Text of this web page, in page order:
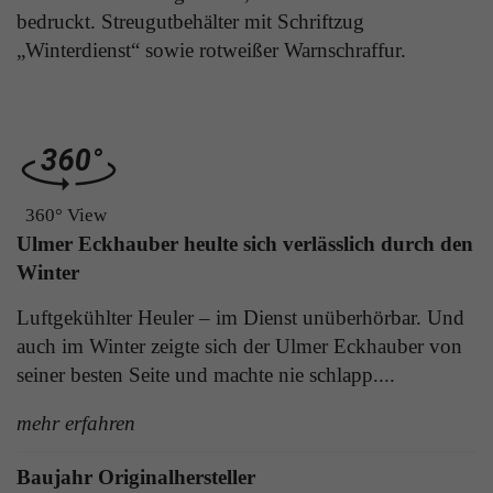
bedruckt. Streugutbehälter mit Schriftzug
„Winterdienst“ sowie rotweißer Warnschraffur.
360° View
Ulmer Eckhauber heulte sich verlässlich durch den
Winter
Luftgekühlter Heuler – im Dienst unüberhörbar. Und
auch im Winter zeigte sich der Ulmer Eckhauber von
seiner besten Seite und machte nie schlapp....
mehr erfahren
Baujahr Originalhersteller
die Benutzer-ID als verschlüsselten Wert (sog.
"hash-Wert") zum entsprechenden
Name
Anbieter
Zweck
PHPs Standard Sitzungs Identifikation (nur für
Name
Anbieter TYPO3
Laufzeit 1 Tag
Zweck Aktiviert die Anzeige von Bannern
Name
Anbieter
Laufzeit 1 Jahr
Zweck
dieser ID kann Google Analytics
wiederkehrende User auf dieser Website
wiedererkennen und die Daten von früheren
Besuchen zusammenführen.
Name _gid